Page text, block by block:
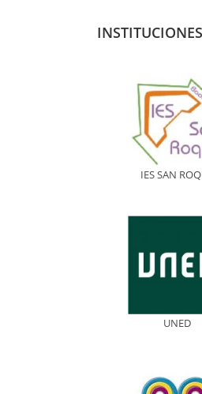
IES SAN
UNED